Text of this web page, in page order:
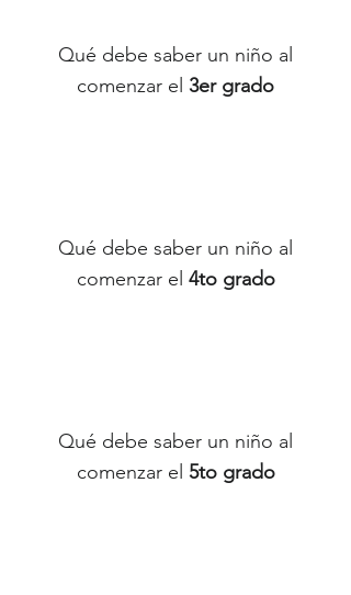
Qué debe saber un niño al
comenzar el 3er grado
Qué debe saber un niño al
comenzar el 4to grado
Qué debe saber un niño al
comenzar el 5to grado